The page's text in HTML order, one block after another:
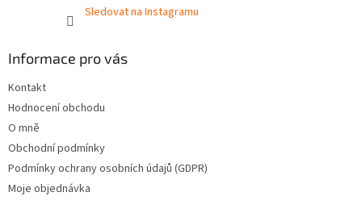
Sledovat na Instagramu
Informace pro vás
Kontakt
Hodnocení obchodu
O mně
Obchodní podmínky
Podmínky ochrany osobních údajů (GDPR)
Moje objednávka